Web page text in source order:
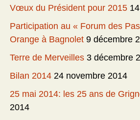
Vœux du Président pour 2015
Participation au « Forum des
Orange à Bagnolet 9 décembre
Terre de Merveilles 3 décembre
Bilan 2014 24 novembre 2014
25 mai 2014: les 25 ans de
2014